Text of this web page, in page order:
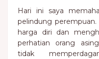
Hari ini saya
pelindung perempuan.
harga diri dan
perhatian orang
tidak